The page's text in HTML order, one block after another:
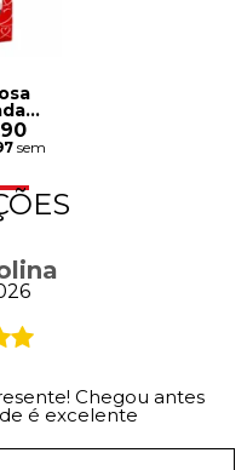
My
sem
Chegou antes
é excelente